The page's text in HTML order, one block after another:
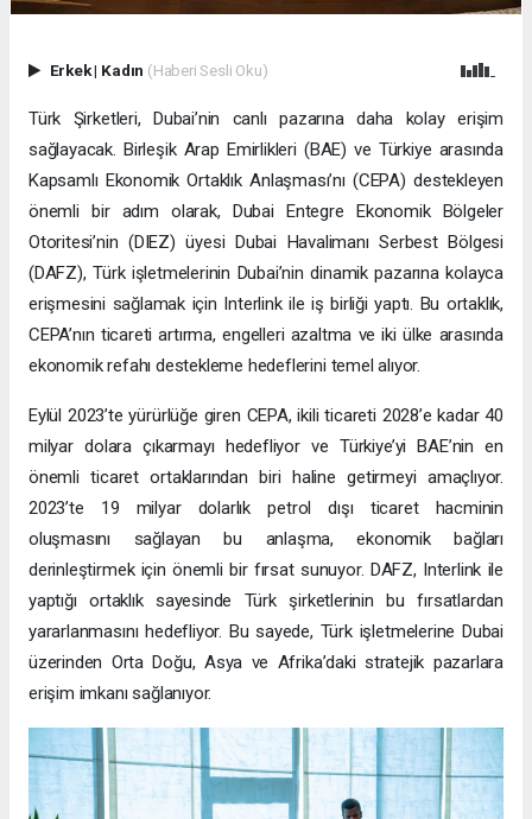
Erkek| Kadın (Haberi Sesli Oku)
Türk Şirketleri, Dubai’nin canlı pazarına daha kolay erişim
sağlayacak. Birleşik Arap Emirlikleri (BAE) ve Türkiye arasında
Kapsamlı Ekonomik Ortaklık Anlaşması’nı (CEPA) destekleyen
önemli bir adım olarak, Dubai Entegre Ekonomik Bölgeler
Otoritesi’nin (DIEZ) üyesi Dubai Havalimanı Serbest Bölgesi
(DAFZ), Türk işletmelerinin Dubai’nin dinamik pazarına kolayca
erişmesini sağlamak için Interlink ile iş birliği yaptı. Bu ortaklık,
CEPA’nın ticareti artırma, engelleri azaltma ve iki ülke arasında
ekonomik refahı destekleme hedeflerini temel alıyor.
Eylül 2023’te yürürlüğe giren CEPA, ikili ticareti 2028’e kadar 40
milyar dolara çıkarmayı hedefliyor ve Türkiye’yi BAE’nin en
önemli ticaret ortaklarından biri haline getirmeyi amaçlıyor.
2023’te 19 milyar dolarlık petrol dışı ticaret hacminin
oluşmasını sağlayan bu anlaşma, ekonomik bağları
derinleştirmek için önemli bir fırsat sunuyor. DAFZ, Interlink ile
yaptığı ortaklık sayesinde Türk şirketlerinin bu fırsatlardan
yararlanmasını hedefliyor. Bu sayede, Türk işletmelerine Dubai
üzerinden Orta Doğu, Asya ve Afrika’daki stratejik pazarlara
erişim imkanı sağlanıyor.